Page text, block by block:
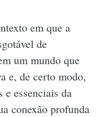
em que a
de
um mundo que
e, de certo modo,
e essenciais da
conexão profunda